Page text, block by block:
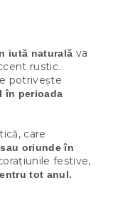
iută naturală va
rustic.
potrivește
în perioada
care
oriunde în
festive,
tot anul.